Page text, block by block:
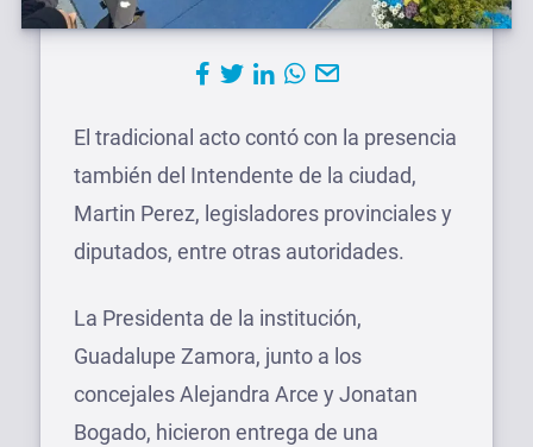
El tradicional acto contó con la presencia
también del Intendente de la ciudad,
Martin Perez, legisladores provinciales y
diputados, entre otras autoridades.
La Presidenta de la institución,
Guadalupe Zamora, junto a los
concejales Alejandra Arce y Jonatan
Bogado, hicieron entrega de una